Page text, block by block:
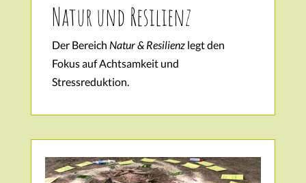
Natur und Resilienz
Der Bereich Natur & Resilienzlegt den
Fokus auf Achtsamkeit und
Stressreduktion.